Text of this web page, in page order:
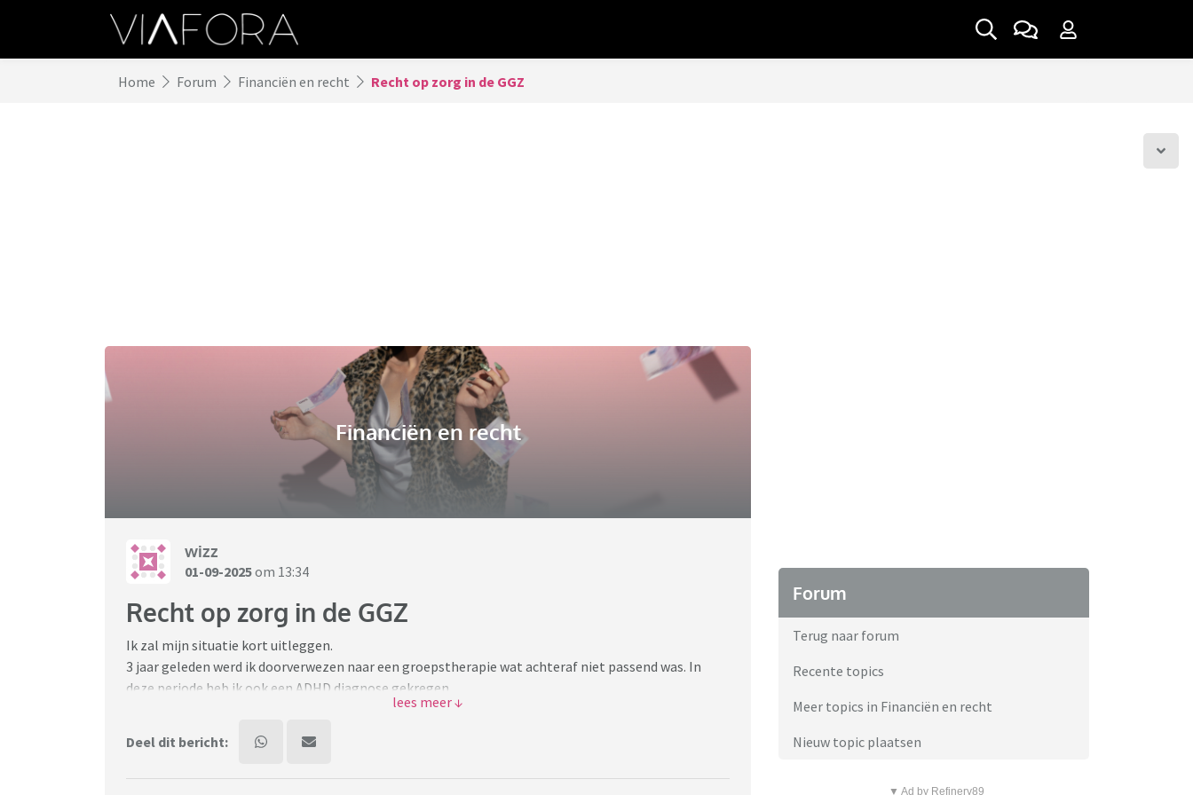
Home Forum Financiën en recht Recht op zorg in de GGZ
Financiën en recht
wizz
01-09-2025om 13:34
Recht op zorg in de GGZ
Ik zal mijn situatie kort uitleggen.
3 jaar geleden werd ik doorverwezen naar een groepstherapie wat achteraf niet passend was. In
deze periode heb ik ook een ADHD diagnose gekregen.
Omdat de groepstherapie niet helpend was, en de zorgverlener mij niet kon helpen ben ik
ook een diagnose waarvoor er helemaal geen diagnostiek is geweest, wat ik erg vervelend vond en
Deel dit bericht:
Forum
Terug naar forum
Recente topics
Meer topics in Financiën en recht
Nieuw topic plaatsen
▼ Ad by Refinery89